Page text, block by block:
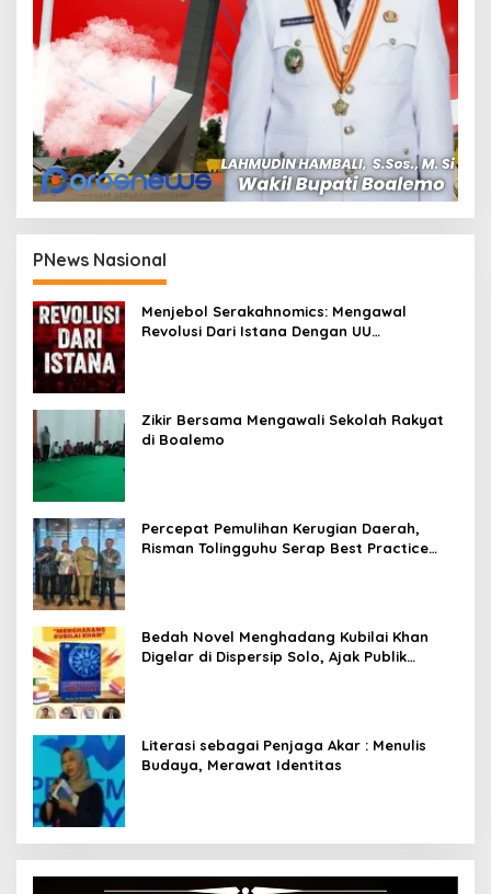
PNews Nasional
Menjebol Serakahnomics: Mengawal
Revolusi Dari Istana Dengan UU
Zikir Bersama Mengawali Sekolah Rakyat
di Boalemo
Percepat Pemulihan Kerugian Daerah,
Risman Tolingguhu Serap Best Practice
Bedah Novel Menghadang Kubilai Khan
Digelar di Dispersip Solo, Ajak Publik
Literasi sebagai Penjaga Akar : Menulis
Budaya, Merawat Identitas